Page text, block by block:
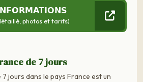
photos et tarifs)
de 7 jours
jours dans le pays France est un